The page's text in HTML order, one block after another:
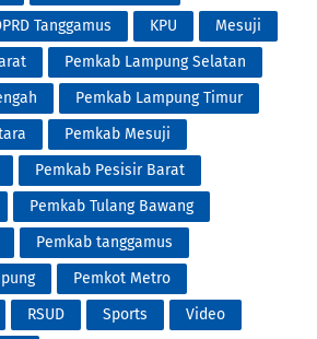
Tanggamus KPU
Mesuji
Pemkab Lampung Selatan
Pemkab Lampung Timur
Pemkab Mesuji
Pemkab Pesisir Barat
Pemkab Tulang Bawang
Pemkab tanggamus
Pemkot Metro
RSUD Sports
Video